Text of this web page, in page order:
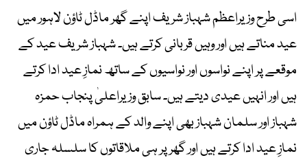
اسی طرح وزیراعظم شہباز شریف اپنے گھر ماڈل ٹاؤن لاہور میں
عید مناتے ہیں اور وہیں قربانی کرتے ہیں۔ شہباز شریف عید کے
موقعے پر اپنے نواسوں اور نواسیوں کے ساتھ نمازِ عید ادا کرتے
ہیں اور انہیں عیدی دیتے ہیں۔ سابق وزیراعلیٰ پنجاب حمزہ
شہباز اور سلمان شہباز بھی اپنے والد کے ہمراہ ماڈل ٹاؤن میں
نمازِ عید ادا کرتے ہیں اور گھر پر ہی ملاقاتوں کا سلسلہ جاری